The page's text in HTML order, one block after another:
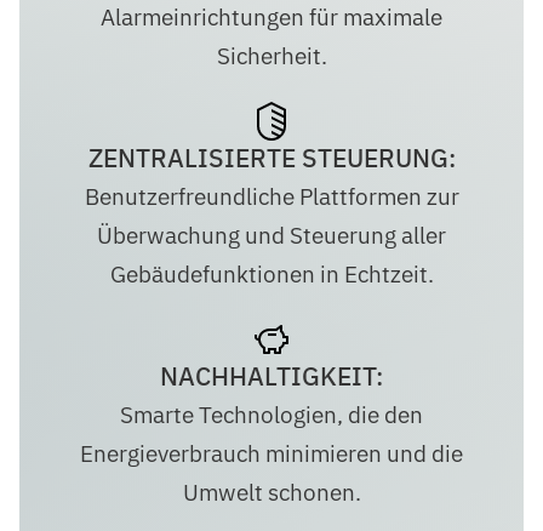
Alarmeinrichtungen für maximale
Sicherheit.
ZENTRALISIERTE STEUERUNG:
Benutzerfreundliche Plattformen zur
Überwachung und Steuerung aller
Gebäudefunktionen in Echtzeit.
NACHHALTIGKEIT:
Smarte Technologien, die den
Energieverbrauch minimieren und die
Umwelt schonen.